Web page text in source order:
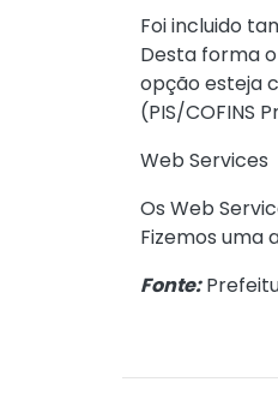
Foi incluido
Desta forma
opção esteja
(PIS/COFINS
Web Services
Os Web
Fizemos uma
Fonte: